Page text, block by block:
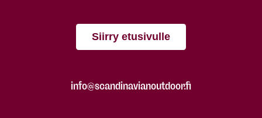
Siirry etusivulle
info@scandinavianoutdoor.fi